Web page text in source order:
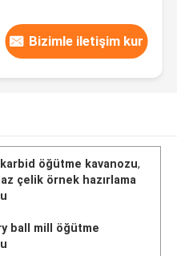
Bizimle iletişim kur
öğütme kavanozu,
çelik örnek hazırlama
ball mill öğütme